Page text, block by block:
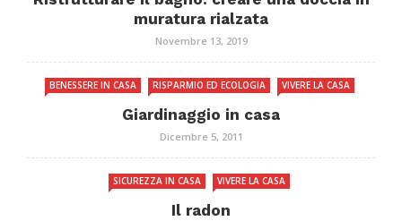
muratura rialzata
Novembre 13, 2019
BENESSERE IN CASA RISPARMIO ED ECOLOGIA VIVERE LA CASA
Giardinaggio in casa
Dicembre 5, 2011
SICUREZZA IN CASA VIVERE LA CASA
Il radon